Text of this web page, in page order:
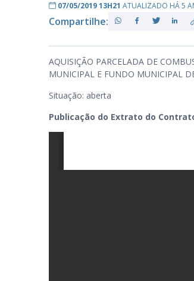
07/05/2019 13H21 ATUALIZADO HÁ 5
Compartilhe:
AQUISIÇÃO PARCELADA DE
MUNICIPAL E FUNDO MUNICIPAL
Situação: aberta
Publicação do Extrato do